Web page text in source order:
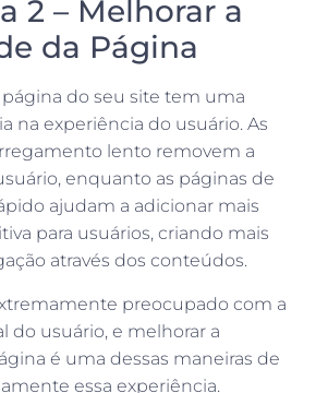
2 – Melhorar a
da Página
do seu site tem uma
na experiência do usuário. As
lento removem a
enquanto as páginas de
ajudam a adicionar mais
para usuários, criando mais
através dos conteúdos.
preocupado com a
do usuário, e melhorar a
é uma dessas maneiras de
essa experiência.